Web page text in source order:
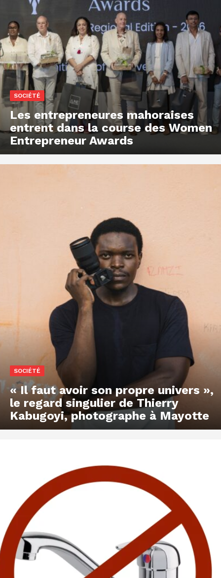
SOCIÉTÉ
Les entrepreneures mahoraises
entrent dans la course des Women
Entrepreneur Awards
SOCIÉTÉ
« Il faut avoir son propre univers »,
le regard singulier de Thierry
Kabugoyi, photographe à Mayotte